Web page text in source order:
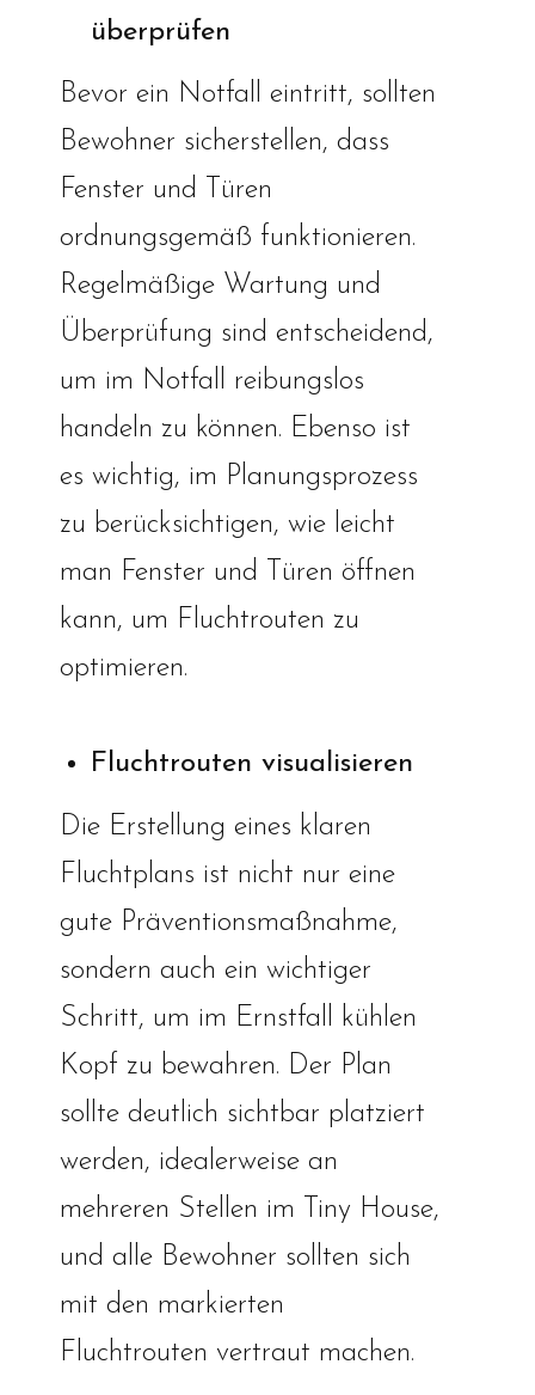
überprüfen
Bevor ein Notfall eintritt, sollten
Bewohner sicherstellen, dass
Fenster und Türen
ordnungsgemäß funktionieren.
Regelmäßige Wartung und
Überprüfung sind entscheidend,
um im Notfall reibungslos
handeln zu können. Ebenso ist
es wichtig, im Planungsprozess
zu berücksichtigen, wie leicht
man Fenster und Türen öffnen
kann, um Fluchtrouten zu
optimieren.
Fluchtrouten visualisieren
Die Erstellung eines klaren
Fluchtplans ist nicht nur eine
gute Präventionsmaßnahme,
sondern auch ein wichtiger
Schritt, um im Ernstfall kühlen
Kopf zu bewahren. Der Plan
sollte deutlich sichtbar platziert
werden, idealerweise an
mehreren Stellen im Tiny House,
und alle Bewohner sollten sich
mit den markierten
Fluchtrouten vertraut machen.